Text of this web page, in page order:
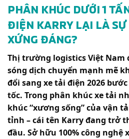
PHÂN KHÚC DƯỚI 1
ĐIỆN KARRY LẠI LÀ
XỨNG ĐÁNG?
Thị trường logistics Việt Nam
sóng dịch chuyển mạnh mẽ
đổi sang xe tải điện 2026
tốc. Trong phân khúc xe tải
khúc “xương sống” của vận
tỉnh – cái tên Karry đang trở
đầu. Sở hữu 100% công